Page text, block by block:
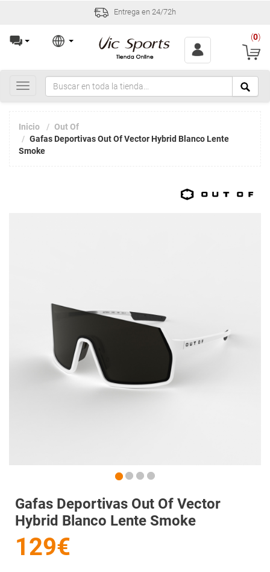
Entrega en 24/72h
(0)
Toggle
navigation
Inicio
Out Of
Gafas Deportivas Out Of Vector Hybrid Blanco Lente
Smoke
Gafas Deportivas Out Of Vector
Hybrid Blanco Lente Smoke
129€